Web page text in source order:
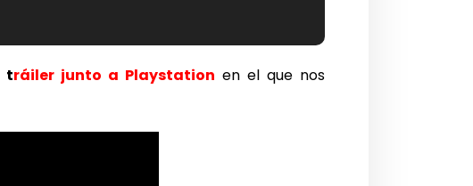
tráiler junto a Playstation en el que nos